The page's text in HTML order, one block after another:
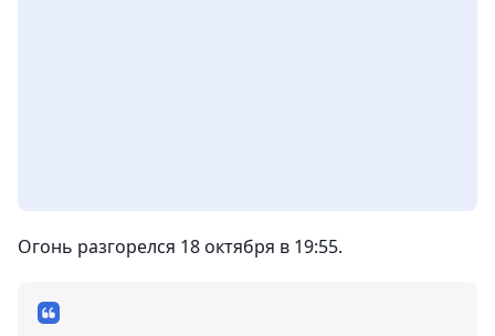
Огонь разгорелся 18 октября в 19:55.